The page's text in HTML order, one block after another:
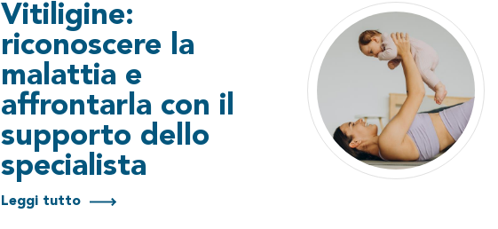
Vitiligine:
riconoscere la
malattia e
affrontarla con il
supporto dello
specialista
Leggi tutto